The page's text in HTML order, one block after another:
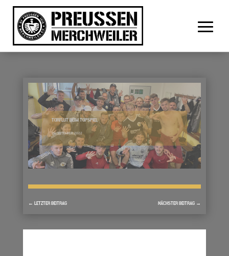
TORFLUT BEIM TOPSPIEL
26. SEPTEMBER 2022
← LETZTER BEITRAG NÄCHSTER BEITRAG →